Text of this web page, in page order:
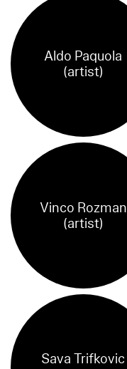
Aldo Paquola
(artist)
Vinco Rozman
(artist)
Sava Trifkovic